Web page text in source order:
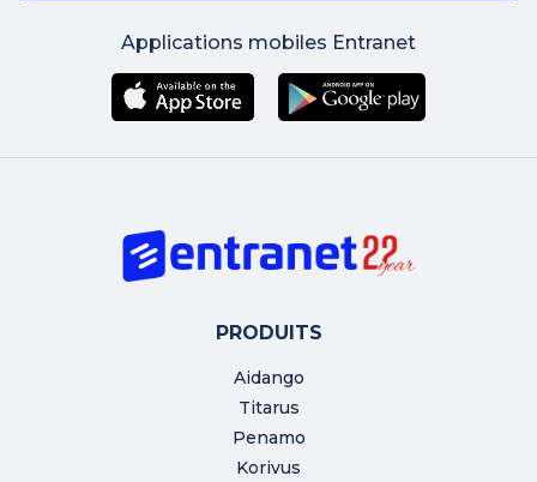
Applications mobiles Entranet
PRODUITS
Aidango
Titarus
Penamo
Korivus